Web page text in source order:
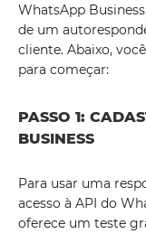
WhatsApp
de um
cliente. Abaixo,
para começar:
PASSO 1:
BUSINESS
Para usar uma
acesso à API do
oferece um teste